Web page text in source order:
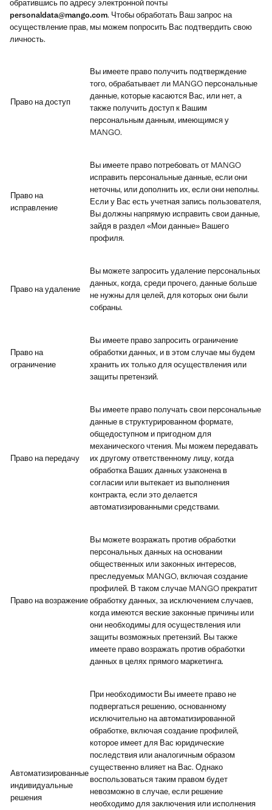
обратившись по адресу электронной почты
personaldata@mango.com. Чтобы обработать Ваш запрос на
осуществление прав, мы можем попросить Вас подтвердить свою
личность.
Право на доступ
Вы имеете право получить подтверждение
того, обрабатывает ли MANGO персональные
данные, которые касаются Вас, или нет, а
также получить доступ к Вашим
персональным данным, имеющимся у
MANGO.
Право на
исправление
Вы имеете право потребовать от MANGO
исправить персональные данные, если они
неточны, или дополнить их, если они неполны.
Если у Вас есть учетная запись пользователя,
Вы должны напрямую исправить свои данные,
зайдя в раздел «Мои данные» Вашего
профиля.
Право на удаление
Вы можете запросить удаление персональных
данных, когда, среди прочего, данные больше
не нужны для целей, для которых они были
собраны.
Право на
ограничение
Вы имеете право запросить ограничение
обработки данных, и в этом случае мы будем
хранить их только для осуществления или
защиты претензий.
Право на передачу
Вы имеете право получать свои персональные
данные в структурированном формате,
общедоступном и пригодном для
механического чтения. Мы можем передавать
их другому ответственному лицу, когда
обработка Ваших данных узаконена в
согласии или вытекает из выполнения
контракта, если это делается
автоматизированными средствами.
Право на возражение
Вы можете возражать против обработки
персональных данных на основании
общественных или законных интересов,
преследуемых MANGO, включая создание
профилей. В таком случае MANGO прекратит
обработку данных, за исключением случаев,
когда имеются веские законные причины или
они необходимы для осуществления или
защиты возможных претензий. Вы также
имеете право возражать против обработки
данных в целях прямого маркетинга.
Автоматизированные
индивидуальные
решения
При необходимости Вы имеете право не
подвергаться решению, основанному
исключительно на автоматизированной
обработке, включая создание профилей,
которое имеет для Вас юридические
последствия или аналогичным образом
существенно влияет на Вас. Однако
воспользоваться таким правом будет
невозможно в случае, если решение
необходимо для заключения или исполнения